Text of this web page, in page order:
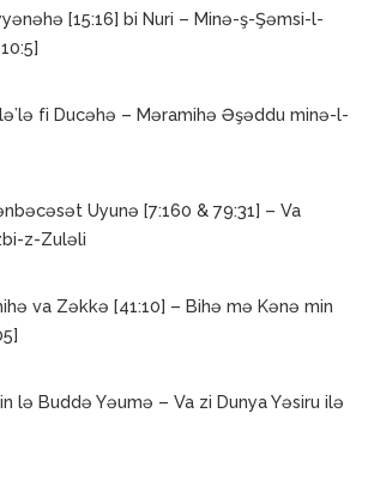
[15:16] bi Nuri – Minə-ş-Şəmsi-l-
fi Ducəhə – Məramihə Əşəddu minə-l-
Uyunə [7:160 & 79:31] – Va
z-Zuləli
va Zəkkə [41:10] – Bihə mə Kənə min
lə Buddə Yəumə – Va zi Dunya Yəsiru ilə